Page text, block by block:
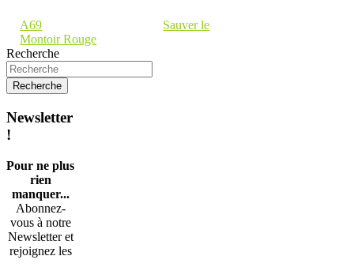
A69
Sauver le
Montoir Rouge
Recherche
Newsletter
!
Pour ne plus
rien
manquer...
Abonnez-
vous à notre
Newsletter et
rejoignez les